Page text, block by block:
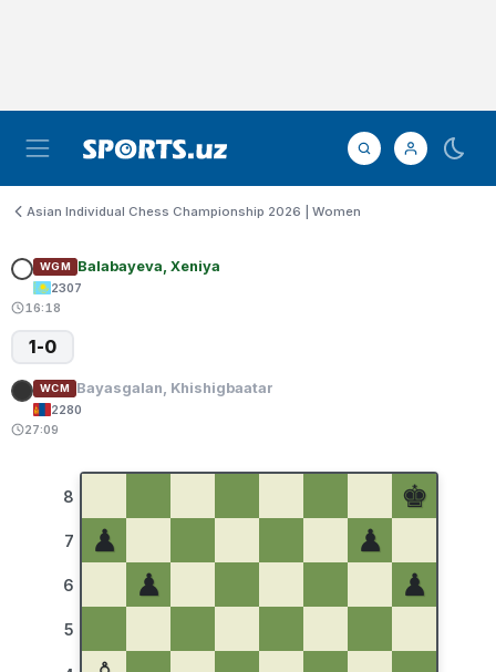
Asian Individual Chess Championship 2026 | Women
WGM Balabayeva, Xeniya
2307
16:18
1-0
WCM Bayasgalan, Khishigbaatar
2280
27:09
8
7
6
5
♚
♟
♟
♟
♟